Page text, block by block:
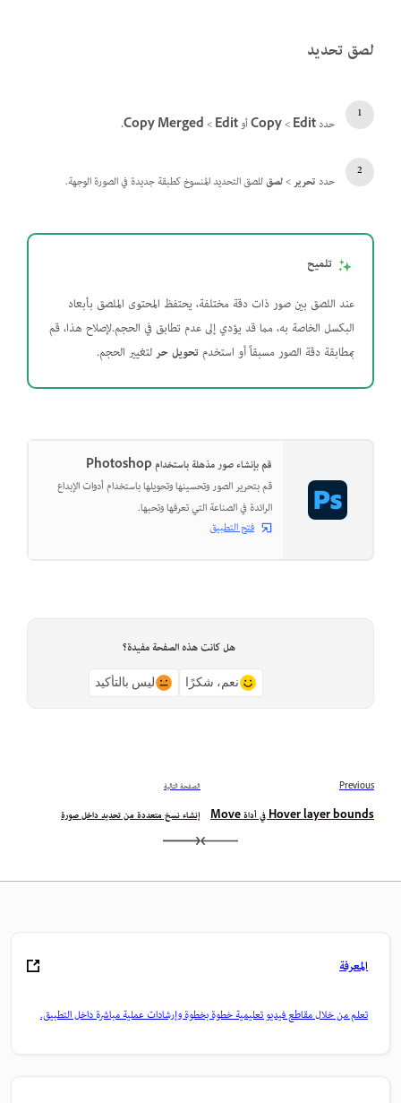
لصق تحديد
حددEdit‏
>
Copy‏أوEdit‏
>
Copy Merged.
حددتحرير>لصقللصق التحديد المنسوخ كطبقة جديدة في الصورة الوجهة.
تلميح
عند اللصق بين صور ذات دقة مختلفة، يحتفظ المحتوى الملصق بأبعاد
البكسل الخاصة به، مما قد يؤدي إلى عدم تطابق في الحجم.لإصلاح هذا، قم
بمطابقة دقة الصور مسبقاً أو استخدمتحويل حرلتغيير الحجم.
قم بإنشاء صور مذهلة باستخدام Photoshop
قم بتحرير الصور وتحسينها وتحويلها باستخدام أدوات الإبداع
الرائدة في الصناعة التي تعرفها وتحبها.
فتح التطبيق
هل كانت هذه الصفحة مفيدة؟
نعم، شكرًا ليس بالتأكيد
Previous
Hover layer bounds في أداة Move
الصفحة التالية
إنشاء نسخ متعددة من تحديد داخل صورة
المعرفة
تعلم من خلال مقاطع فيديو تعليمية خطوة بخطوة وإرشادات عملية مباشرة داخل التطبيق.